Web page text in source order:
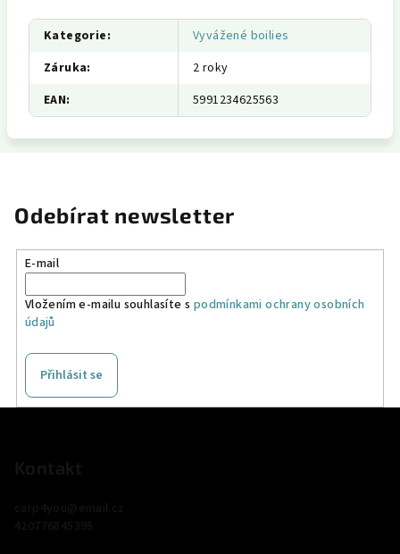
Kategorie:
Vyvážené boilies
Záruka:
2 roky
EAN: 5991234625563
Odebírat newsletter
E-mail
Vložením e-mailu souhlasíte s podmínkami ochrany osobních
údajů
Přihlásit se